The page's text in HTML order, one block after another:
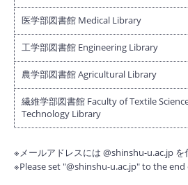
医学部図書館 Medical Library
工学部図書館 Engineering Library
農学部図書館 Agricultural Library
繊維学部図書館 Faculty of Textile
Technology Library
※メールアドレスには @shinshu-u.ac.jp を
※Please set "@shinshu-u.ac.jp" to the